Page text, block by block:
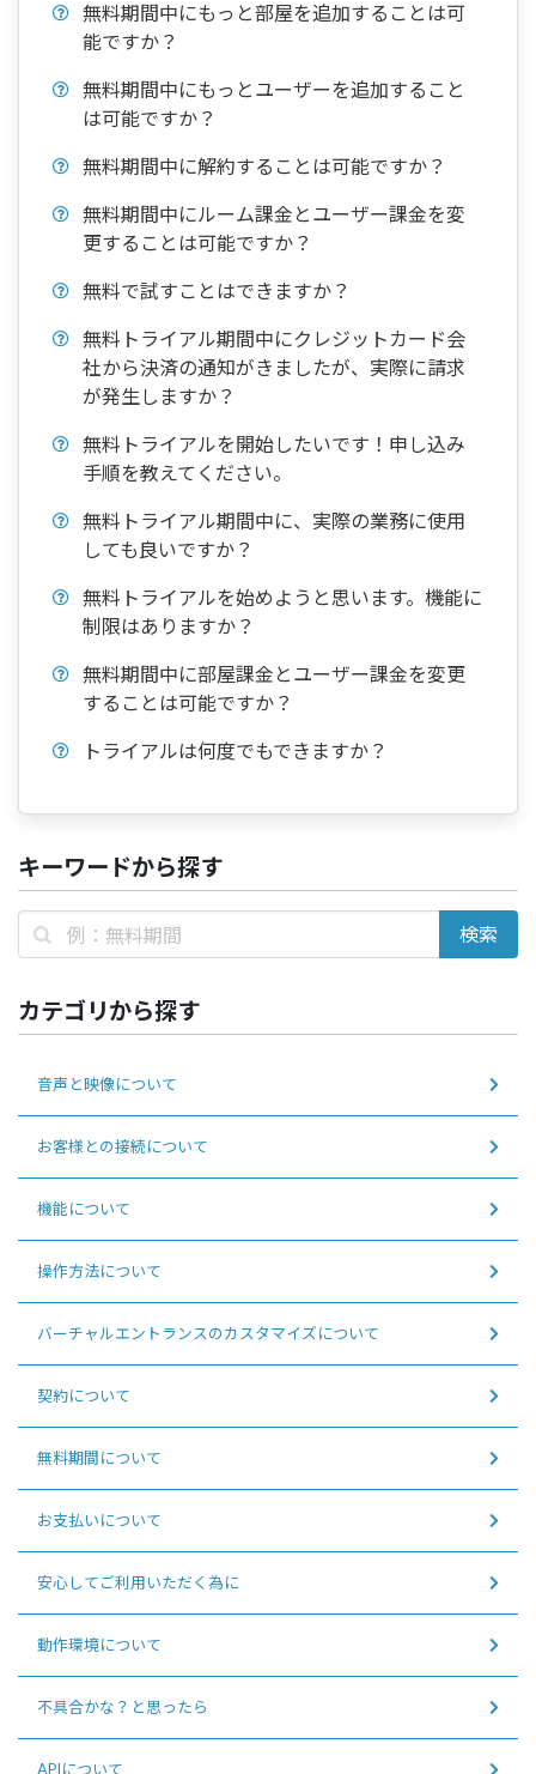
キーワードから探す
カテゴリから探す
音声と映像について
お客様との接続について
機能について
操作方法について
バーチャルエントランスのカスタマイズについて
契約について
無料期間について
お支払いについて
安心してご利用いただく為に
動作環境について
不具合かな？と思ったら
APIについて
無料期間中にもっと部屋を追加することは可
能ですか？
無料期間中にもっとユーザーを追加すること
は可能ですか？
無料期間中に解約することは可能ですか？
無料期間中にルーム課金とユーザー課金を変
更することは可能ですか？
無料で試すことはできますか？
無料トライアル期間中にクレジットカード会
社から決済の通知がきましたが、実際に請求
が発生しますか？
無料トライアルを開始したいです！申し込み
手順を教えてください。
無料トライアル期間中に、実際の業務に使用
しても良いですか？
無料トライアルを始めようと思います。機能に
制限はありますか？
無料期間中に部屋課金とユーザー課金を変更
することは可能ですか？
トライアルは何度でもできますか？